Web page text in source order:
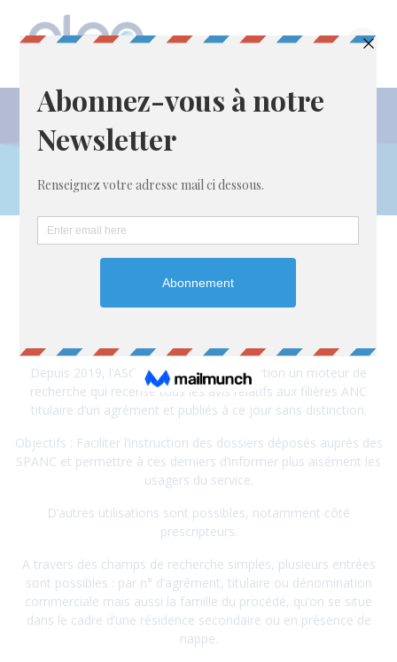
contenu
Liens utiles
Recherche de agréments des dispositifs
ANC
Depuis 2019, l’ASCOMADE met à disposition un moteur de
recherche qui recense tous les avis relatifs aux filières ANC
titulaire d’un agrément et publiés à ce jour sans distinction.
Objectifs : Faciliter l’instruction des dossiers déposés auprès des
SPANC et permettre à ces derniers d’informer plus aisément les
usagers du service.
D’autres utilisations sont possibles, notamment côté
prescripteurs.
A travers des champs de recherche simples, plusieurs entrées
sont possibles : par n° d’agrément, titulaire ou dénomination
commerciale mais aussi la famille du procédé, qu’on se situe
dans le cadre d’une résidence secondaire ou en présence de
nappe.